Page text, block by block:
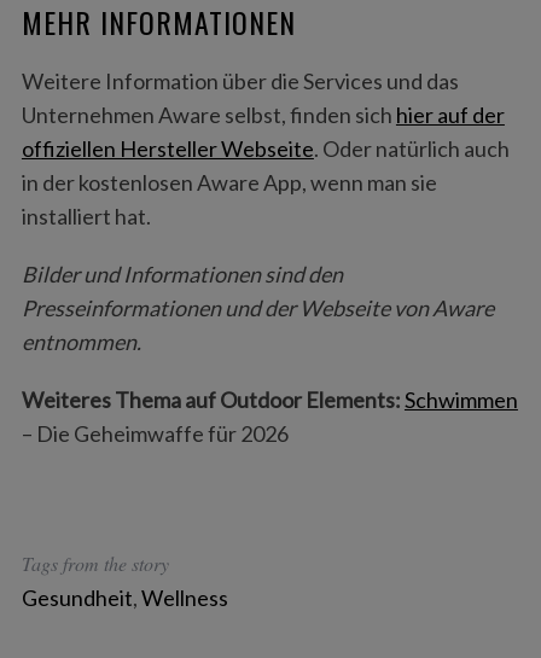
MEHR INFORMATIONEN
Weitere Information über die Services und das
Unternehmen Aware selbst, finden sich hier auf der
offiziellen Hersteller Webseite. Oder natürlich auch
in der kostenlosen Aware App, wenn man sie
installiert hat.
Bilder und Informationen sind den
Presseinformationen und der Webseite von Aware
entnommen.
Weiteres Thema auf Outdoor Elements:Schwimmen
– Die Geheimwaffe für 2026
Tags from the story
Gesundheit,Wellness
a
r